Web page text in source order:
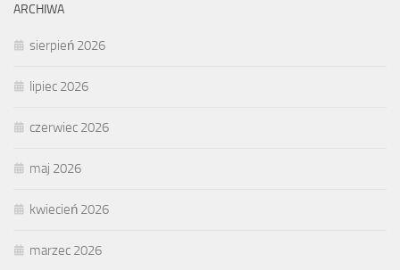
ARCHIWA
sierpień 2026
lipiec 2026
czerwiec 2026
maj 2026
kwiecień 2026
marzec 2026